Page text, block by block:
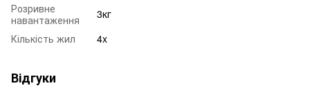
Розривне
навантаження
3кг
Кількість жил
4x
Відгуки